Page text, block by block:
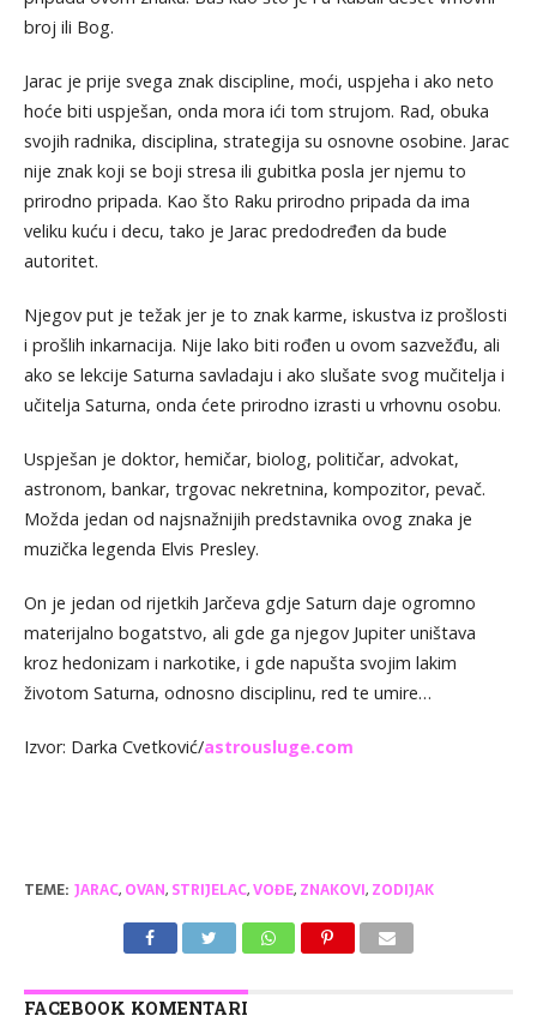
broj ili Bog.
Jarac je prije svega znak discipline, moći, uspjeha i ako neto
hoće biti uspješan, onda mora ići tom strujom. Rad, obuka
svojih radnika, disciplina, strategija su osnovne osobine. Jarac
nije znak koji se boji stresa ili gubitka posla jer njemu to
prirodno pripada. Kao što Raku prirodno pripada da ima
veliku kuću i decu, tako je Jarac predodređen da bude
autoritet.
Njegov put je težak jer je to znak karme, iskustva iz prošlosti
i prošlih inkarnacija. Nije lako biti rođen u ovom sazvežđu, ali
ako se lekcije Saturna savladaju i ako slušate svog mučitelja i
učitelja Saturna, onda ćete prirodno izrasti u vrhovnu osobu.
Uspješan je doktor, hemičar, biolog, političar, advokat,
astronom, bankar, trgovac nekretnina, kompozitor, pevač.
Možda jedan od najsnažnijih predstavnika ovog znaka je
muzička legenda Elvis Presley.
On je jedan od rijetkih Jarčeva gdje Saturn daje ogromno
materijalno bogatstvo, ali gde ga njegov Jupiter uništava
kroz hedonizam i narkotike, i gde napušta svojim lakim
životom Saturna, odnosno disciplinu, red te umire…
Izvor: Darka Cvetković/astrousluge.com
TEME: JARAC, OVAN, STRIJELAC,VOĐE, ZNAKOVI, ZODIJAK
FACEBOOK KOMENTARI